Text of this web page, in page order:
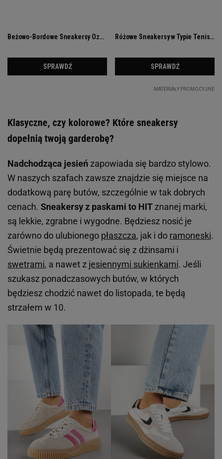
Klasyczne, czy kolorowe? Które sneakersy
dopełnią twoją garderobę?
Nadchodząca jesień zapowiada się bardzo stylowo.
W naszych szafach zawsze znajdzie się miejsce na
dodatkową parę butów, szczególnie w tak dobrych
cenach. Sneakersy z paskami to HITznanej marki,
są lekkie, zgrabne i wygodne. Będziesz nosić je
zarówno do ulubionego płaszcza, jak i do ramoneski.
Świetnie będą prezentować się z dżinsami i
swetrami, a nawet z jesiennymi sukienkami. Jeśli
szukasz ponadczasowych butów, w których
będziesz chodzić nawet do listopada, te będą
strzałem w 10.